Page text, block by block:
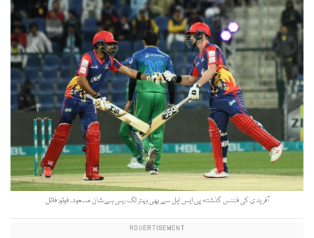
آفریدی کی فٹنس گذشتہ پی ایس ایل سے بھی بہتر لگ رہی ہے،شان مسعود۔ فوٹو: فائل